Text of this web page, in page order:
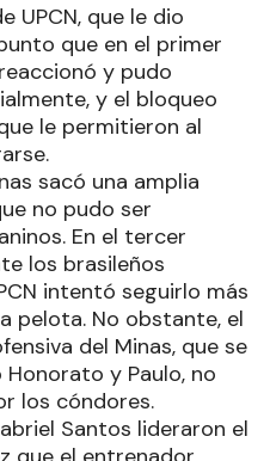
UPCN, que le dio
que en el primer
y pudo
y el bloqueo
le permitieron al
sacó una amplia
no pudo ser
En el tercer
los brasileños
intentó seguirlo más
pelota. No obstante, el
del Minas, que se
y Paulo, no
los cóndores.
Santos lideraron el